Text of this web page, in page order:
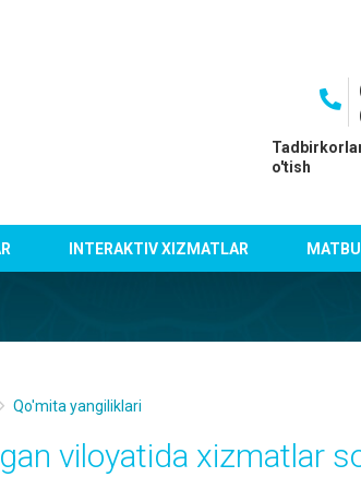
o'tish
INTERAKTIV XIZMATLAR
Qo'mita yangiliklari
viloyatida xizmatlar